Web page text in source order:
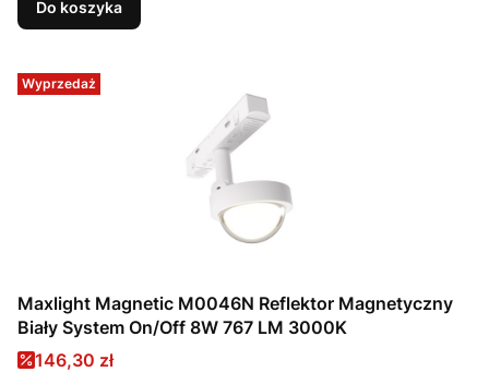
Do koszyka
Wyprzedaż
Maxlight Magnetic M0046N Reflektor Magnetyczny
Biały System On/Off 8W 767 LM 3000K
Cena promocyjna
146,30 zł